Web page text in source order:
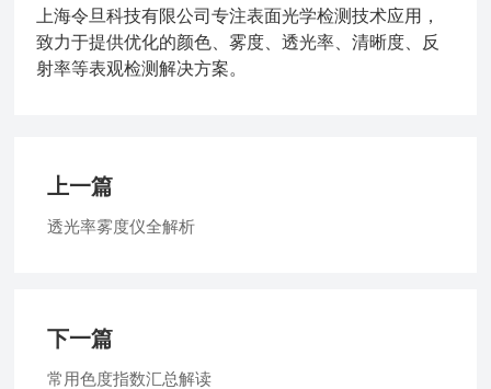
上海令旦科技有限公司专注表面光学检测技术应用，
致力于提供优化的颜色、雾度、透光率、清晰度、反
射率等表观检测解决方案。
上一篇
透光率雾度仪全解析
下一篇
常用色度指数汇总解读